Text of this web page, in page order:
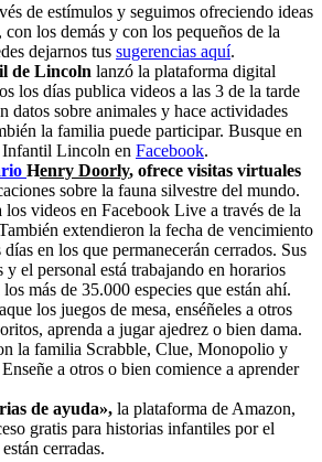
de estímulos y seguimos ofreciendo ideas
los demás y con los pequeños de la
dejarnos tus sugerencias aquí.
de Lincoln lanzó la plataforma digital
los días publica videos a las 3 de la tarde
datos sobre animales y hace actividades
la familia puede participar. Busque en
Lincoln en Facebook.
Henry Doorly, ofrece visitas virtuales
sobre la fauna silvestre del mundo.
los videos en Facebook Live a través de la
extendieron la fecha de vencimiento
en los que permanecerán cerrados. Sus
y el personal está trabajando en horarios
más de 35.000 especies que están ahí.
los juegos de mesa, enséñeles a otros
aprenda a jugar ajedrez o bien dama.
la familia Scrabble, Clue, Monopolio y
a otros o bien comience a aprender
de ayuda», la plataforma de Amazon,
gratis para historias infantiles por el
cerradas.